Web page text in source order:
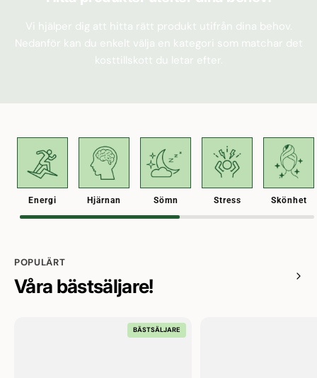
Vi hjälper dig att hitta rätt produkt utifrån dina behov.
Nedanför kan du enkelt välja en kategori som matchar det
kosttillskott du letar efter.
Energi Hjärnan Sömn Stress Skönhet
POPULÄRT
Våra bästsäljare!
BÄSTSÄLJARE